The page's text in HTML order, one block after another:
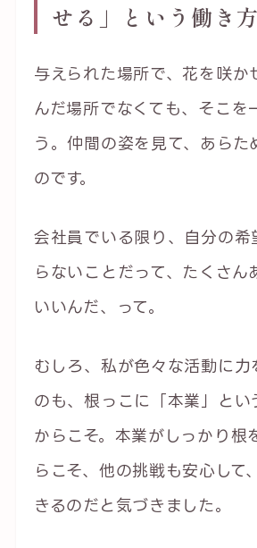
せる」という働き方
与えられた場所で、花を咲か
んだ場所でなくても、そこを
う。仲間の姿を見て、あらた
のです。
会社員でいる限り、自分の希
らないことだって、たくさん
いいんだ、って。
むしろ、私が色々な活動に力
のも、根っこに「本業」とい
からこそ。本業がしっかり根
らこそ、他の挑戦も安心して
きるのだと気づきました。